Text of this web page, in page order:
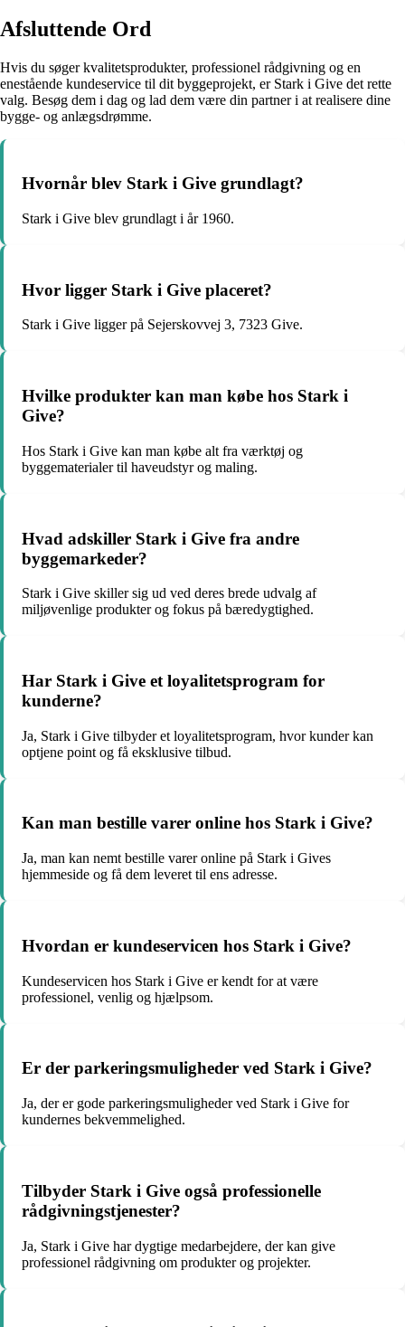
Afsluttende Ord
Hvis du søger kvalitetsprodukter, professionel rådgivning og en
enestående kundeservice til dit byggeprojekt, er Stark i Give det rette
valg. Besøg dem i dag og lad dem være din partner i at realisere dine
bygge- og anlægsdrømme.
Hvornår blev Stark i Give grundlagt?
Stark i Give blev grundlagt i år 1960.
Hvor ligger Stark i Give placeret?
Stark i Give ligger på Sejerskovvej 3, 7323 Give.
Hvilke produkter kan man købe hos Stark i
Give?
Hos Stark i Give kan man købe alt fra værktøj og
byggematerialer til haveudstyr og maling.
Hvad adskiller Stark i Give fra andre
byggemarkeder?
Stark i Give skiller sig ud ved deres brede udvalg af
miljøvenlige produkter og fokus på bæredygtighed.
Har Stark i Give et loyalitetsprogram for
kunderne?
Ja, Stark i Give tilbyder et loyalitetsprogram, hvor kunder kan
optjene point og få eksklusive tilbud.
Kan man bestille varer online hos Stark i Give?
Ja, man kan nemt bestille varer online på Stark i Gives
hjemmeside og få dem leveret til ens adresse.
Hvordan er kundeservicen hos Stark i Give?
Kundeservicen hos Stark i Give er kendt for at være
professionel, venlig og hjælpsom.
Er der parkeringsmuligheder ved Stark i Give?
Ja, der er gode parkeringsmuligheder ved Stark i Give for
kundernes bekvemmelighed.
Tilbyder Stark i Give også professionelle
rådgivningstjenester?
Ja, Stark i Give har dygtige medarbejdere, der kan give
professionel rådgivning om produkter og projekter.